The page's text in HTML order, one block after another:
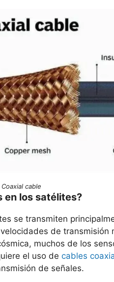
Coaxial cable
en los satélites?
se transmiten
de transmisión
muchos de los
el uso de cables
de señales.